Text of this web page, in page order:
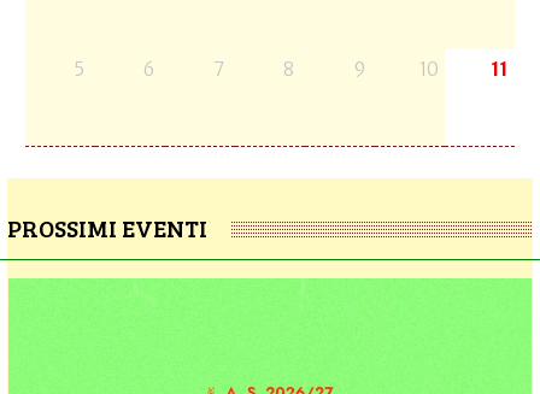
5 6 7 8 9 10 11
PROSSIMI EVENTI